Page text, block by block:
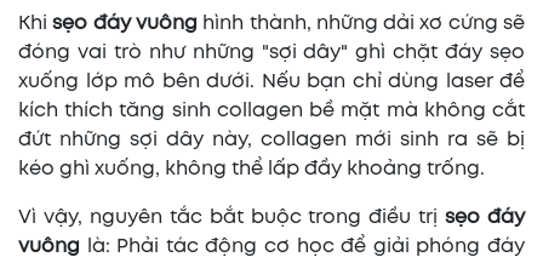
Khisẹo đáy vuông hình thành, những dải xơ cứng sẽ
đóng vai trò như những "sợi dây" ghì chặt đáy sẹo
xuống lớp mô bên dưới. Nếu bạn chỉ dùng laser để
kích thích tăng sinh collagen bề mặt mà không cắt
đứt những sợi dây này, collagen mới sinh ra sẽ bị
kéo ghì xuống, không thể lấp đầy khoảng trống.
Vì vậy, nguyên tắc bắt buộc trong điều trịsẹo đáy
vuông là: Phải tác động cơ học để giải phóng đáy